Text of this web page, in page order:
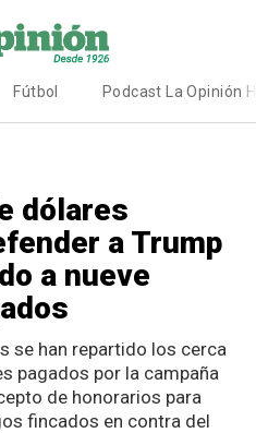
Fútbol Podcast La Opinión
dólares
a Trump
a nueve
se han repartido los cerca
pagados por la campaña
de honorarios para
fincados en contra del